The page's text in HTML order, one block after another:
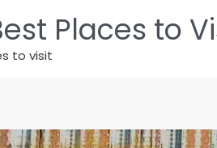
Places to
to visit